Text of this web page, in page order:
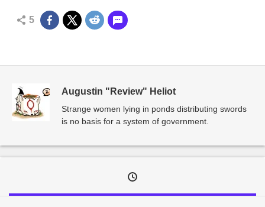
5
Augustin "Review" Heliot
Strange women lying in ponds distributing swords
is no basis for a system of government.